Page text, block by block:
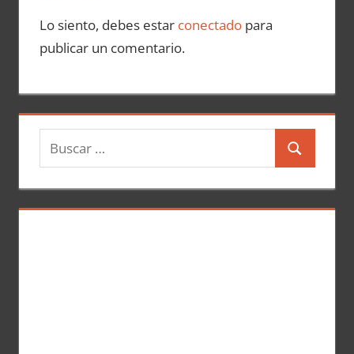
Lo siento, debes estar conectadopara
publicar un comentario.
u
s
c
B
s